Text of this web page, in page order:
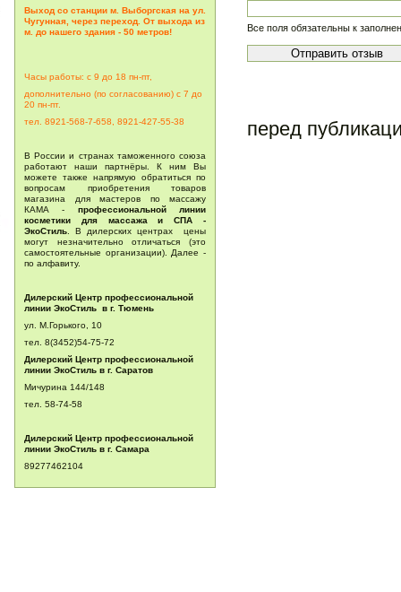
Выход со станции м. Выборгская на ул.
Чугунная, через переход. От выхода из
м. до нашего здания - 50 метров!
Часы работы: с 9 до 18 пн-пт,
дополнительно (по согласованию) с 7 до
20 пн-пт.
тел. 8921-568-7-658, 8921-427-55-38
В России и странах таможенного союза
работают наши партнёры. К ним Вы
можете также напрямую обратиться по
вопросам приобретения товаров
магазина для мастеров по массажу
КАМА - профессиональной линии
косметики для массажа и СПА -
ЭкоСтиль . В дилерских центрах цены
могут незначительно отличаться (это
самостоятельные организации). Далее -
по алфавиту.
Дилерский Центр профессиональной
линии ЭкоСтиль в г. Тюмень
ул. М.Горького, 10
тел. 8(3452)54-75-72
Дилерский Центр профессиональной
линии ЭкоСтиль в г. Саратов
Мичурина 144/148
тел. 58-74-58
Дилерский Центр профессиональной
линии ЭкоСтиль в г. Самара
89277462104
Все поля обязательны к
перед